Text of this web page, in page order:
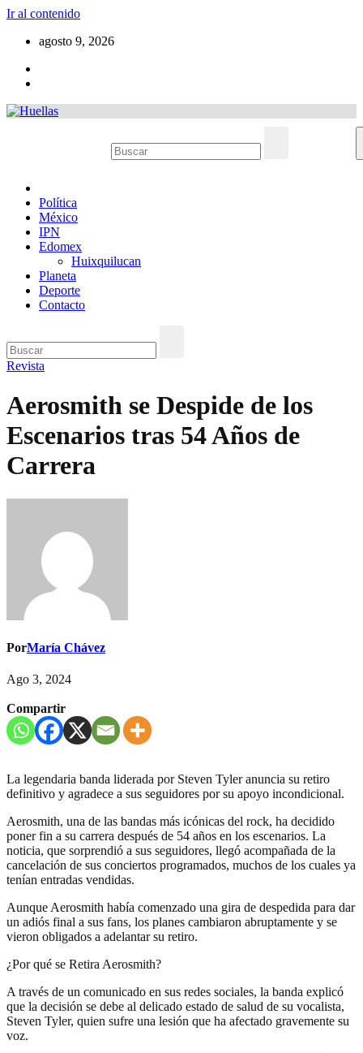
Ir al contenido
agosto 9, 2026
Política
México
IPN
Edomex
Huixquilucan
Planeta
Deporte
Contacto
Revista
Aerosmith se Despide de los
Escenarios tras 54 Años de
Carrera
PorMaría Chávez
Ago 3, 2024
Compartir
La legendaria banda liderada por Steven Tyler anuncia su retiro
definitivo y agradece a sus seguidores por su apoyo incondicional.
Aerosmith, una de las bandas más icónicas del rock, ha decidido
poner fin a su carrera después de 54 años en los escenarios. La
noticia, que sorprendió a sus seguidores, llegó acompañada de la
cancelación de sus conciertos programados, muchos de los cuales ya
tenían entradas vendidas.
Aunque Aerosmith había comenzado una gira de despedida para dar
un adiós final a sus fans, los planes cambiaron abruptamente y se
vieron obligados a adelantar su retiro.
¿Por qué se Retira Aerosmith?
A través de un comunicado en sus redes sociales, la banda explicó
que la decisión se debe al delicado estado de salud de su vocalista,
Steven Tyler, quien sufre una lesión que ha afectado gravemente su
voz.